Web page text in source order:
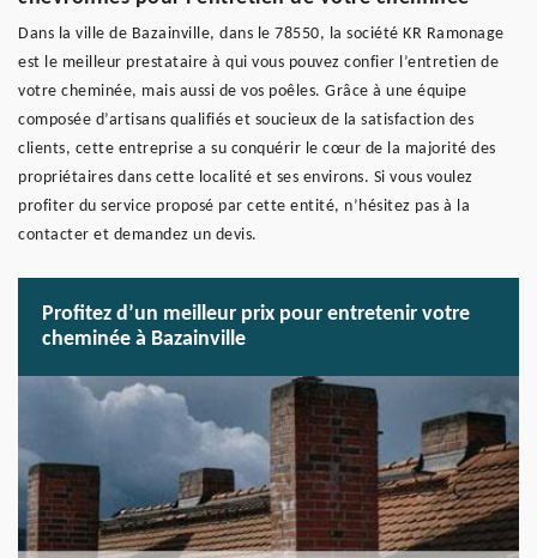
Dans la ville de Bazainville, dans le 78550, la société KR Ramonage
est le meilleur prestataire à qui vous pouvez confier l’entretien de
votre cheminée, mais aussi de vos poêles. Grâce à une équipe
composée d’artisans qualifiés et soucieux de la satisfaction des
clients, cette entreprise a su conquérir le cœur de la majorité des
propriétaires dans cette localité et ses environs. Si vous voulez
profiter du service proposé par cette entité, n’hésitez pas à la
contacter et demandez un devis.
Profitez d’un meilleur prix pour entretenir votre
cheminée à Bazainville